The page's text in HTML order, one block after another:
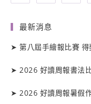
最新消息
➤第八屆手繪報比賽 得
➤ 2026 好讀周報書法
➤ 2026 好讀周報暑假